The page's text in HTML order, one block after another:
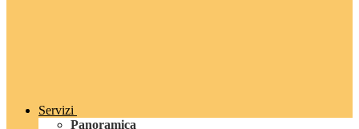
Servizi
Panoramica